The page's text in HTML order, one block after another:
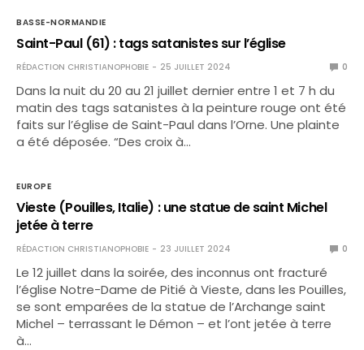
BASSE-NORMANDIE
Saint-Paul (61) : tags satanistes sur l’église
RÉDACTION CHRISTIANOPHOBIE 25 JUILLET 2024 0
Dans la nuit du 20 au 21 juillet dernier entre 1 et 7 h du
matin des tags satanistes à la peinture rouge ont été
faits sur l’église de Saint-Paul dans l’Orne. Une plainte
a été déposée. “Des croix à…
EUROPE
Vieste (Pouilles, Italie) : une statue de saint Michel
jetée à terre
RÉDACTION CHRISTIANOPHOBIE 23 JUILLET 2024 0
Le 12 juillet dans la soirée, des inconnus ont fracturé
l’église Notre-Dame de Pitié à Vieste, dans les Pouilles,
se sont emparées de la statue de l’Archange saint
Michel – terrassant le Démon – et l’ont jetée à terre
à…